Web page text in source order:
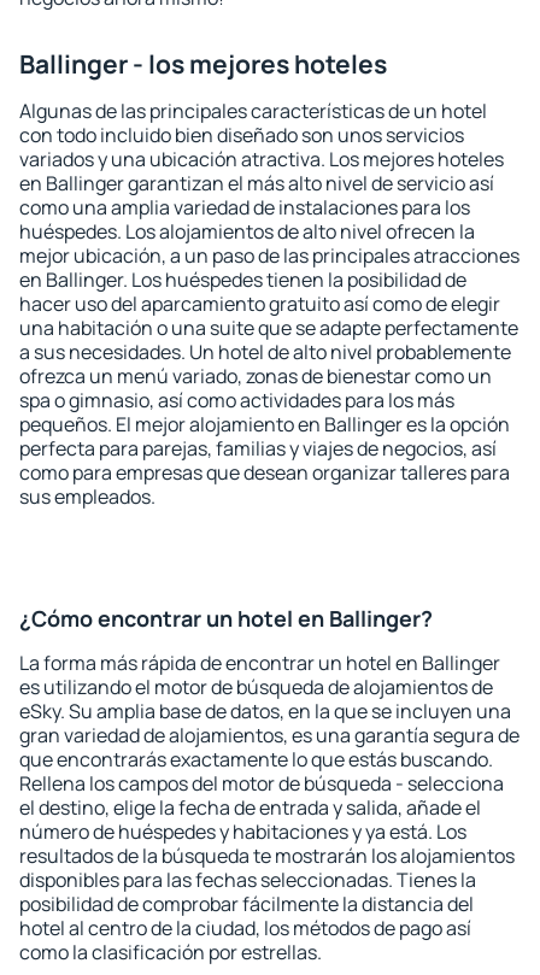
Ballinger - los mejores hoteles
Algunas de las principales características de un hotel
con todo incluido bien diseñado son unos servicios
variados y una ubicación atractiva. Los mejores hoteles
en Ballinger garantizan el más alto nivel de servicio así
como una amplia variedad de instalaciones para los
huéspedes. Los alojamientos de alto nivel ofrecen la
mejor ubicación, a un paso de las principales atracciones
en Ballinger. Los huéspedes tienen la posibilidad de
hacer uso del aparcamiento gratuito así como de elegir
una habitación o una suite que se adapte perfectamente
a sus necesidades. Un hotel de alto nivel probablemente
ofrezca un menú variado, zonas de bienestar como un
spa o gimnasio, así como actividades para los más
pequeños. El mejor alojamiento en Ballinger es la opción
perfecta para parejas, familias y viajes de negocios, así
como para empresas que desean organizar talleres para
sus empleados.
¿Cómo encontrar un hotel en Ballinger?
La forma más rápida de encontrar un hotel en Ballinger
es utilizando el motor de búsqueda de alojamientos de
eSky. Su amplia base de datos, en la que se incluyen una
gran variedad de alojamientos, es una garantía segura de
que encontrarás exactamente lo que estás buscando.
Rellena los campos del motor de búsqueda - selecciona
el destino, elige la fecha de entrada y salida, añade el
número de huéspedes y habitaciones y ya está. Los
resultados de la búsqueda te mostrarán los alojamientos
disponibles para las fechas seleccionadas. Tienes la
posibilidad de comprobar fácilmente la distancia del
hotel al centro de la ciudad, los métodos de pago así
como la clasificación por estrellas.